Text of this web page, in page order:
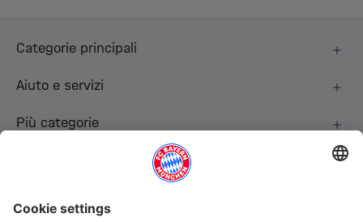
Categorie principali
Aiuto e servizi
Più categorie